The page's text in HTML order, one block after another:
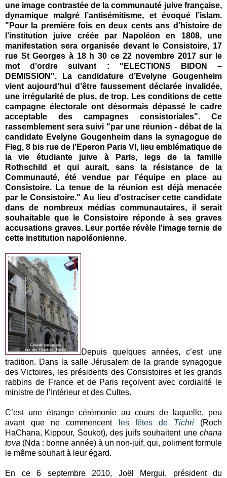
une image contrastée de la communauté juive française,
dynamique malgré l’antisémitisme, et évoqué l’islam.
" Pour la première fois en deux cents ans d’histoire de
l’institution juive créée par Napoléon en 1808, une
manifestation sera organisée devant le Consistoire, 17
rue St Georges à 18 h 30 ce 22 novembre 2017 sur le
mot d’ordre suivant : "ELECTIONS BIDON –
DEMISSION". La candidature d’Evelyne Gougenheim
vient aujourd’hui d’être faussement déclarée invalidée,
une irrégularité de plus, de trop. Les conditions de cette
campagne électorale ont désormais dépassé le cadre
acceptable des campagnes consistoriales". Ce
rassemblement sera suivi "par une réunion - débat de la
candidate Evelyne Gougenheim dans la synagogue de
Fleg, 8 bis rue de l’Eperon Paris VI, lieu emblématique de
la vie étudiante juive à Paris, legs de la famille
Rothschild et qui aurait, sans la résistance de la
Communauté, été vendue par l’équipe en place au
Consistoire. La tenue de la réunion est déjà menacée
par le Consistoire." Au lieu d'ostraciser cette candidate
dans de nombreux médias communautaires, il serait
souhaitable que le Consistoire réponde à ses graves
accusations graves. Leur portée révèle l'image ternie de
cette institution napoléonienne.
Depuis quelques années, c’est une
tradition. Dans la salle Jérusalem de la grande synagogue
des Victoires, les présidents des Consistoires et les grands
rabbins de France et de Paris reçoivent avec cordialité le
ministre de l’Intérieur et des Cultes.
C’est une étrange cérémonie au cours de laquelle, peu
avant que ne commencent
les fêtes de Tichri(Roch
HaChana, Kippour, Soukot), des juifs souhaitent une chana
tova (Nda : bonne année) à un non-juif, qui, poliment formule
le même souhait à leur égard.
En ce 6 septembre 2010, Joël Mergui, président du